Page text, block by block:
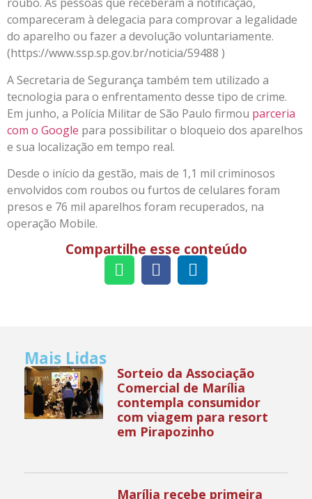
roubo. As pessoas que receberam a notificação,
compareceram à delegacia para comprovar a legalidade
do aparelho ou fazer a devolução voluntariamente.
(https://www.ssp.sp.gov.br/noticia/59488 )
A Secretaria de Segurança também tem utilizado a
tecnologia para o enfrentamento desse tipo de crime.
Em junho, a Polícia Militar de São Paulo firmou parceria
com o Google para possibilitar o bloqueio dos aparelhos
e sua localização em tempo real.
Desde o início da gestão, mais de 1,1 mil criminosos
envolvidos com roubos ou furtos de celulares foram
presos e 76 mil aparelhos foram recuperados, na
operação Mobile.
Compartilhe esse conteúdo
Mais Lidas
Sorteio da Associação
Comercial de Marília
contempla consumidor
com viagem para resort
em Pirapozinho
Marília recebe primeira